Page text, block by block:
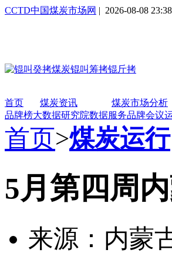
CCTD中国煤炭市场网 | 2026-08-08
首页 煤炭资讯 煤炭市场分析
品牌榜大数据研究院数据服务品牌会议
首页>煤炭运行
5月第四周
来源：内蒙